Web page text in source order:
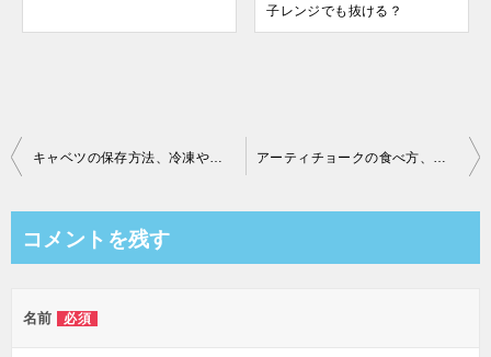
子レンジでも抜ける？
投
ビ
ー
キャベツの保存方法、冷凍やカット、千切り、丸ごとも上手に保存で長持ち！ アーティチョークの食べ方、酢漬けやオイル漬けも人気！下処理や冷凍保存は？
コメントを残す
名前 必須